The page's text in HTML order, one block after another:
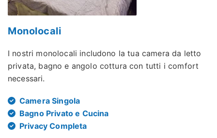
Monolocali
I nostri monolocali includono la tua camera da letto
privata, bagno e angolo cottura con tutti i comfort
necessari.
Camera Singola
Bagno Privato e Cucina
Privacy Completa